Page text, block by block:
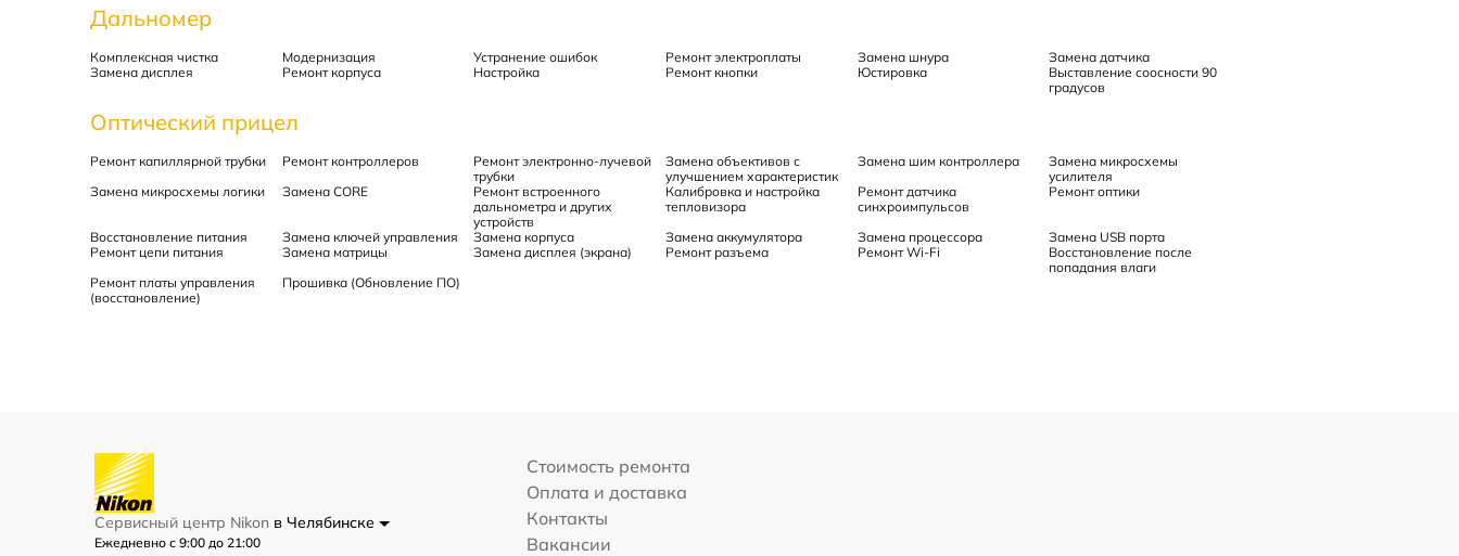
Дальномер
Комплексная чистка Модернизация Устранение ошибок Ремонт электроплаты Замена шнура
Замена датчика
Замена дисплея
Ремонт корпуса Настройка Ремонт кнопки Юстировка
Выставление соосности 90
градусов
Оптический прицел
Ремонт капиллярной трубки Ремонт контроллеров
Ремонт электронно-лучевой
трубки
Замена объективов с
улучшением характеристик
Замена шим контроллера
Замена микросхемы
усилителя
Замена микросхемы логики
Замена CORE
Ремонт встроенного
дальнометра и других
устройств
Калибровка и настройка
тепловизора
Ремонт датчика
синхроимпульсов
Ремонт оптики
Восстановление питания Замена ключей управления Замена корпуса Замена аккумулятора Замена процессора
Замена USB порта
Ремонт цепи питания
Замена матрицы Замена дисплея (экрана) Ремонт разъема Ремонт Wi-Fi
Восстановление после
попадания влаги
Ремонт платы управления
(восстановление)
Прошивка (Обновление ПО)
Сервисный центр Nikon в Челябинске
Ежедневно с 9:00 до 21:00
Стоимость ремонта
Оплата и доставка
Контакты
Вакансии